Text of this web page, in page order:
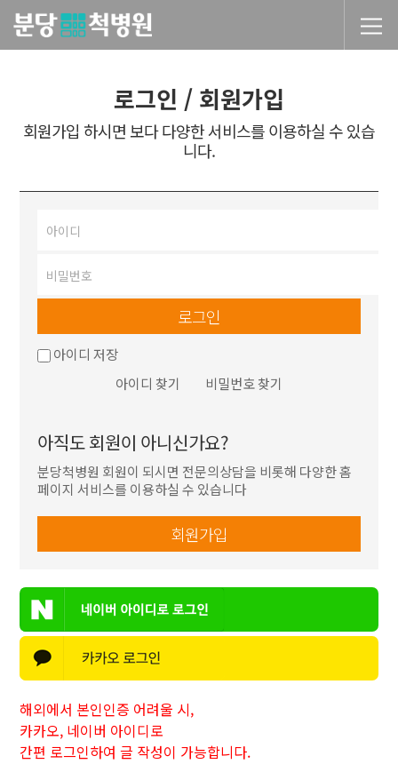
당척병원
로그인 / 회원가입
회원가입 하시면 보다 다양한 서비스를 이용하실 수 있습
니다.
로그인
아이디 저장
아이디 찾기
비밀번호 찾기
아직도 회원이 아니신가요?
분당척병원 회원이 되시면 전문의상담을 비롯해 다양한 홈
페이지 서비스를 이용하실 수 있습니다
회원가입
해외에서 본인인증 어려울 시,
카카오, 네이버 아이디로
간편 로그인하여 글 작성이 가능합니다.